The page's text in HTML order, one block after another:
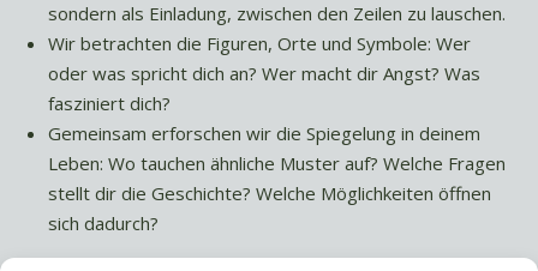
sondern als Einladung, zwischen den Zeilen zu lauschen.
Wir betrachten die Figuren, Orte und Symbole: Wer
oder was spricht dich an? Wer macht dir Angst? Was
fasziniert dich?
Gemeinsam erforschen wir die Spiegelung in deinem
Leben: Wo tauchen ähnliche Muster auf? Welche Fragen
stellt dir die Geschichte? Welche Möglichkeiten öffnen
sich dadurch?